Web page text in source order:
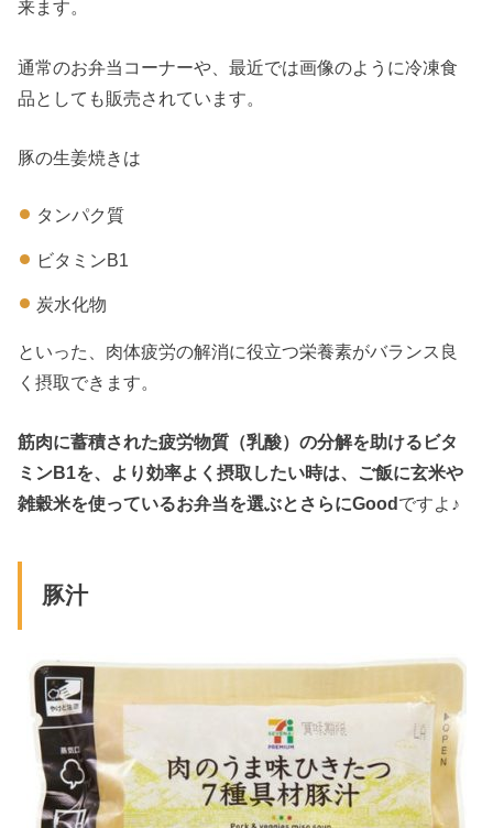
来ます。
通常のお弁当コーナーや、最近では画像のように冷凍食
品としても販売されています。
豚の生姜焼きは
タンパク質
ビタミンB1
炭水化物
といった、肉体疲労の解消に役立つ栄養素がバランス良
く摂取できます。
筋肉に蓄積された疲労物質（乳酸）の分解を助けるビタ
ミンB1を、より効率よく摂取したい時は、ご飯に玄米や
雑穀米を使っているお弁当を選ぶとさらにGoodですよ♪
豚汁